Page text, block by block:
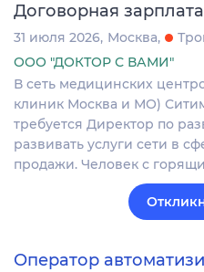
Договорная зарплата
31 июля 2026 Москва
ООО "ДОКТОР С ВАМИ"
В сеть медицинских
клиник Москва и МО)
требуется Директор по
развивать услуги сети в
продажи. Человек с
Оператор